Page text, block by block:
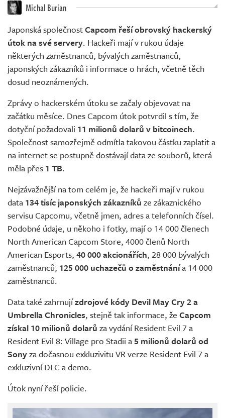
Živě Michal Burian
Japonská společnostCapcom řeší obrovský hackerský
útok na své servery. Hackeři mají v rukou údaje
některých zaměstnanců, bývalých zaměstnanců,
japonských zákazníků i informace o hrách, včetně těch
dosud neoznámených.
Zprávy o hackerském útoku se začaly objevovat na
začátku měsíce. Dnes Capcom útok potvrdil s tím, že
dotyční požadovali 11 milionů dolarů v bitcoinech.
Společnost samozřejmě odmítla takovou částku zaplatit a
na internet se postupně dostávají data ze souborů, která
měla přes 1 TB.
Nejzávažnější na tom celém je, že hackeři mají v rukou
data 134 tisíc japonských zákazníků ze zákaznického
servisu Capcomu, včetně jmen, adres a telefonních čísel.
Podobné údaje, u někoho i fotky, mají o 14 000 členech
North American Capcom Store, 4000 členů North
American Esports, 40 000 akcionářích, 28 000 bývalých
zaměstnanců, 125 000 uchazečů o zaměstnánía 14 000
zaměstnanců.
Data také zahrnujízdrojové kódy Devil May Cry 2 a
Umbrella Chronicles, stejně tak informace, že Capcom
získal 10 milionů dolarů za vydání Resident Evil 7 a
Resident Evil 8: Village pro Stadii a5 milionů dolarů od
Sonyza dočasnou exkluzivitu VR verze Resident Evil 7 a
exkluzivní DLC a demo.
Útok nyní řeší policie.